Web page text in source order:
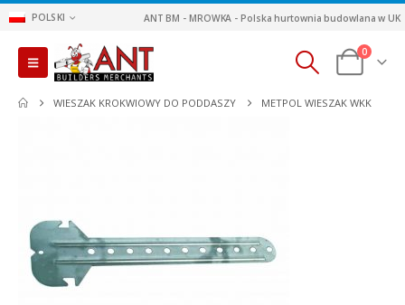
POLSKI ANT BM - MROWKA - Polska hurtownia budowlana w UK
0
WIESZAK KROKWIOWY DO PODDASZY METPOL WIESZAK WKK